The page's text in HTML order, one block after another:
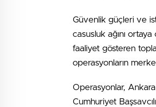
Güvenlik güçleri ve
casusluk ağını ortaya
faaliyet gösteren
operasyonların
Operasyonlar,
Cumhuriyet